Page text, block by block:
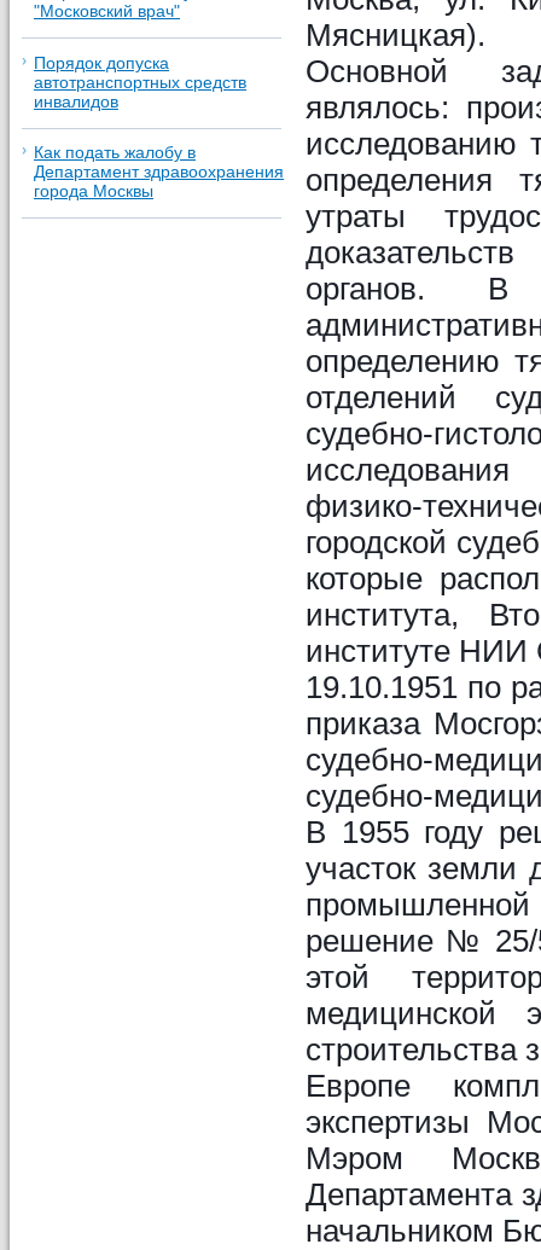
Мясницкая).
Основной
являлось:
исследованию
определения
утраты
органов. В
определению
отделений
судебно-
физико-
городской
которые
института,
институте НИИ
19.10.1951 по
приказа
судебно-
судебно-
В 1955 году
участок земли
решение № 25/
этой
медицинской
строительства
Европе
экспертизы
Мэром
Департамента
начальником
"Московский врач"
Порядок допуска
автотранспортных средств
инвалидов
Как подать жалобу в
Департамент здравоохранения
города Москвы